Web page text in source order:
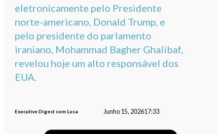
eletronicamente pelo Presidente
norte-americano, Donald Trump, e
pelo presidente do parlamento
iraniano, Mohammad Bagher Ghalibaf,
revelou hoje um alto responsável dos
EUA.
Executive Digest com Lusa Junho 15, 202617:33